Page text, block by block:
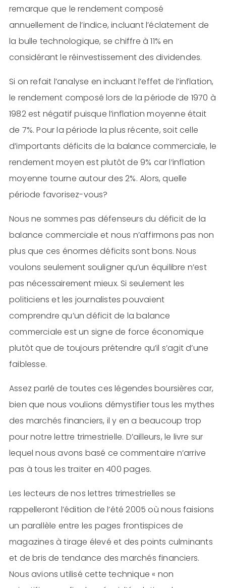
remarque que le rendement composé
annuellement de l’indice, incluant l’éclatement de
la bulle technologique, se chiffre à 11% en
considérant le réinvestissement des dividendes.
Si on refait l’analyse en incluant l’effet de l’inflation,
le rendement composé lors de la période de 1970 à
1982 est négatif puisque l’inflation moyenne était
de 7%. Pour la période la plus récente, soit celle
d’importants déficits de la balance commerciale, le
rendement moyen est plutôt de 9% car l’inflation
moyenne tourne autour des 2%. Alors, quelle
période favorisez-vous?
Nous ne sommes pas défenseurs du déficit de la
balance commerciale et nous n’affirmons pas non
plus que ces énormes déficits sont bons. Nous
voulons seulement souligner qu’un équilibre n’est
pas nécessairement mieux. Si seulement les
politiciens et les journalistes pouvaient
comprendre qu’un déficit de la balance
commerciale est un signe de force économique
plutôt que de toujours prétendre qu’il s’agit d’une
faiblesse.
Assez parlé de toutes ces légendes boursières car,
bien que nous voulions démystifier tous les mythes
des marchés financiers, il y en a beaucoup trop
pour notre lettre trimestrielle. D’ailleurs, le livre sur
lequel nous avons basé ce commentaire n’arrive
pas à tous les traiter en 400 pages.
Les lecteurs de nos lettres trimestrielles se
rappelleront l’édition de l’été 2005 où nous faisions
un parallèle entre les pages frontispices de
magazines à tirage élevé et des points culminants
et de bris de tendance des marchés financiers.
Nous avions utilisé cette technique « non